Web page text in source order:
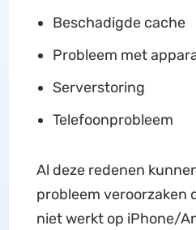
Beschadigde cache
Probleem met
Serverstoring
Telefoonprobleem
Al deze redenen
probleem veroorzaken
niet werkt op iPhone/